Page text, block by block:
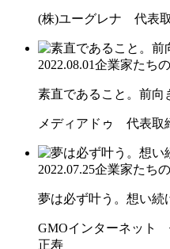
(株)ユーグレナ 代表
2022.08.01企業家たち
素直であること。前向
メディアドゥ 代表
2022.07.25企業家たち
夢は必ず叶う。想い続
GMOインターネット
正寿